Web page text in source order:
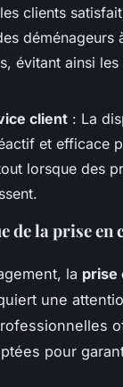
clients
déménageurs
évitant ainsi
client : La
et efficace
lorsque des
de la prise en
la prise
une
pour